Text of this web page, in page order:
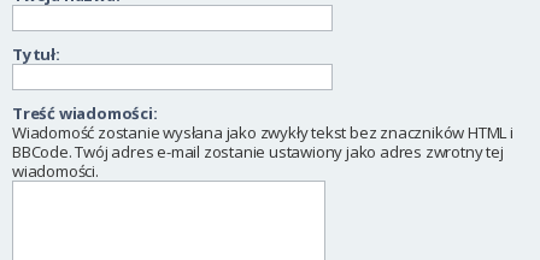
Tytuł:
Treść wiadomości:
Wiadomość zostanie wysłana jako zwykły tekst bez znaczników HTML i
BBCode. Twój adres e-mail zostanie ustawiony jako adres zwrotny tej
wiadomości.